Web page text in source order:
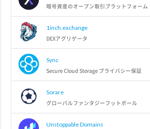
暗号資産のオープン取引プラットフォーム
1inch.exchange
DEXアグリゲータ
Sync
Secure Cloud Storage プライバシー保証
Sorare
グローバルファンタジーフットボール
Unstoppable Domains